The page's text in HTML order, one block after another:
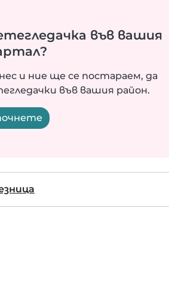
във вашия
и ние ще се постараем, да
във вашия район.